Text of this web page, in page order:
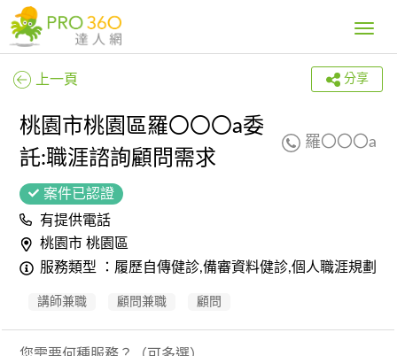
Toggle
上一頁 分享
桃園市桃園區羅〇〇〇a委
託:職涯諮詢顧問需求
羅〇〇〇a
案件已認證
有提供電話
桃園市 桃園區
服務類型 ：履歷自傳健診,備審資料健診,個人職涯規劃,
講師兼職 顧問兼職 顧問